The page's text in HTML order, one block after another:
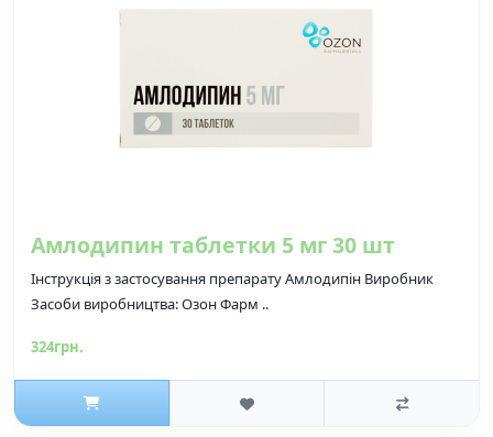
Амлодипин таблетки 5 мг 30 шт
Інструкція з застосування препарату Амлодипін Виробник
Засоби виробництва: Озон Фарм ..
324грн.